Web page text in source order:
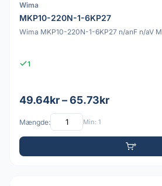
Wima
MKP10-220N-1-6KP27
Wima MKP10-220N-1-6KP27 n/anF n/aV
1
49.64kr – 65.73kr
Mængde: Min: 1